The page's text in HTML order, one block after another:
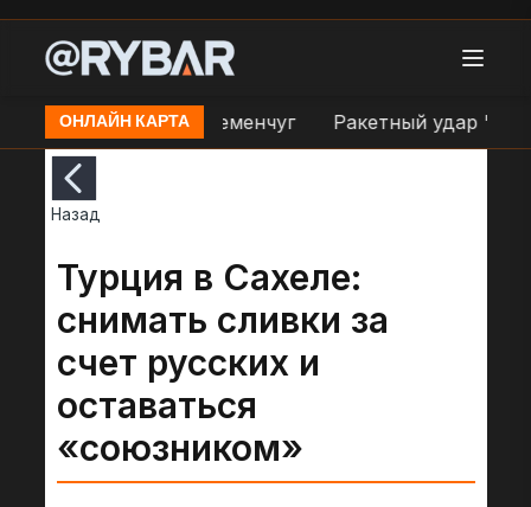
ОНЛАЙН КАРТА
в районе н.п. Кременчуг Ракетный удар
Назад
Турция в Сахеле:
снимать сливки за
счет русских и
оставаться
«союзником»